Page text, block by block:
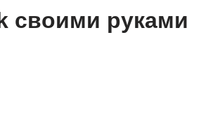
своими руками